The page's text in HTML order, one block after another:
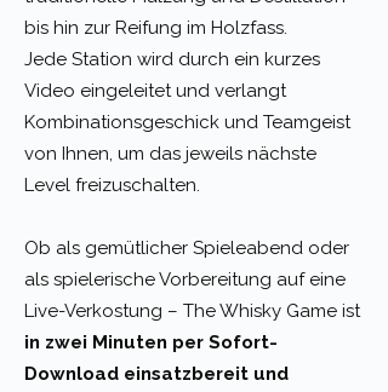
bis hin zur Reifung im Holzfass.
Jede Station wird durch ein kurzes
Video eingeleitet und verlangt
Kombinationsgeschick und Teamgeist
von Ihnen, um das jeweils nächste
Level freizuschalten.
Ob als gemütlicher Spieleabend oder
als spielerische Vorbereitung auf eine
Live-Verkostung – The Whisky Game ist
in zwei Minuten per Sofort-
Download einsatzbereit und